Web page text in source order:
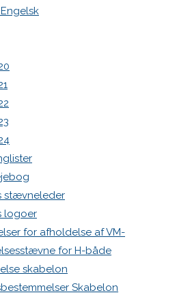
stævneleder
logoer
for afholdelse af VM-
for H-både
skabelon
Skabelon